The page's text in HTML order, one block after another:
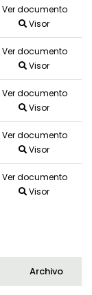
Ver documento
Visor
Ver documento
Visor
Ver documento
Visor
Ver documento
Visor
Ver documento
Visor
Archivo